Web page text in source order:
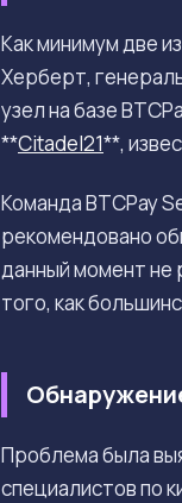
Как минимум две
Херберт,
узел на базе
**Citadel21**,
Команда BTCPay
рекомендовано
данный момент не
того, как
Проблема была
специалистов по